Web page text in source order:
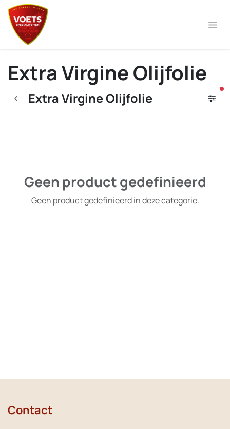
Overslaan naar inhoud
Extra Virgine Olijfolie
Extra Virgine Olijfolie
Geen product gedefinieerd
Geen product gedefinieerd in deze categorie.
Contact